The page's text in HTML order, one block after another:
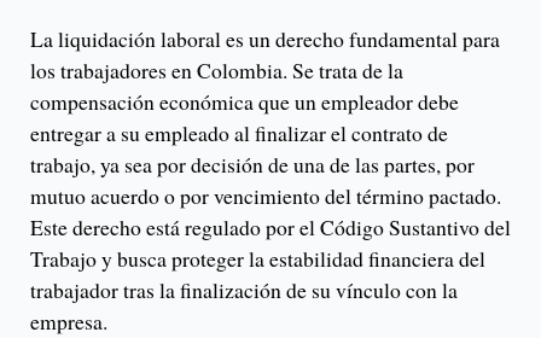
La liquidación laboral es un derecho fundamental para
los trabajadores en Colombia. Se trata de la
compensación económica que un empleador debe
entregar a su empleado al finalizar el contrato de
trabajo, ya sea por decisión de una de las partes, por
mutuo acuerdo o por vencimiento del término pactado.
Este derecho está regulado por el Código Sustantivo del
Trabajo y busca proteger la estabilidad financiera del
trabajador tras la finalización de su vínculo con la
empresa.